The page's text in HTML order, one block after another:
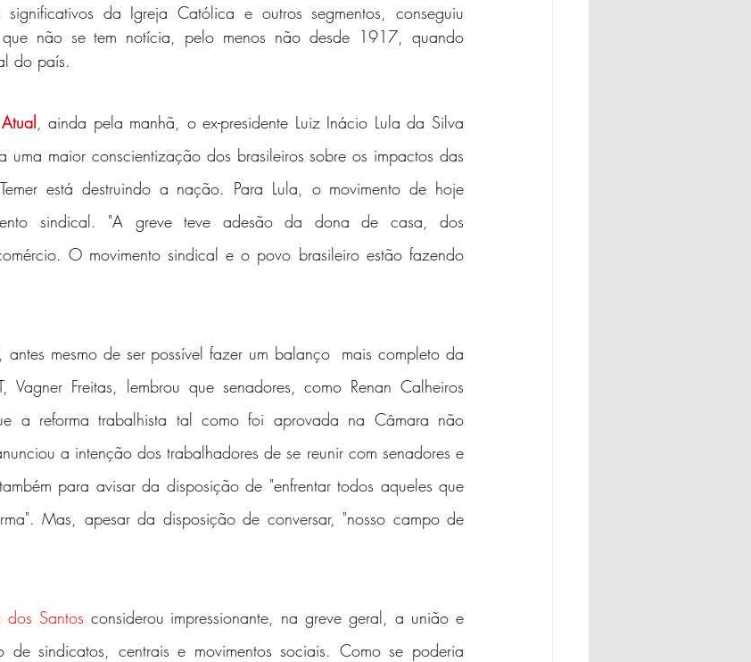
da Igreja Católica e outros segmentos, conseguiu
não se tem notícia, pelo menos não desde 1917, quando
do país.
, ainda pela manhã, o ex-presidente Luiz Inácio Lula da Silva
uma maior conscientização dos brasileiros sobre os impactos das
está destruindo a nação. Para Lula, o movimento de hoje
sindical. "A greve teve adesão da dona de casa, dos
O movimento sindical e o povo brasileiro estão fazendo
antes mesmo de ser possível fazer um balanço  mais completo da
Vagner Freitas, lembrou que senadores, como Renan Calheiros
a reforma trabalhista tal como foi aprovada na Câmara não
a intenção dos trabalhadores de se reunir com senadores e
para avisar da disposição de "enfrentar todos aqueles que
Mas, apesar da disposição de conversar, "nosso campo de
dos Santos considerou impressionante, na greve geral, a união e
sindicatos, centrais e movimentos sociais. Como se poderia